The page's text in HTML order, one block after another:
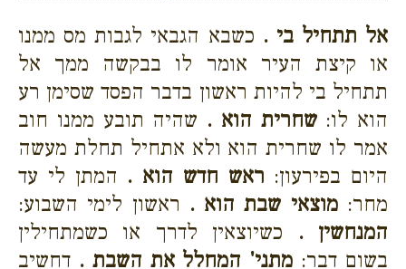
אל תתחיל בי . כשבא הגבאי לגבות מס ממנו
או קיצת העיר אומר לו בבקשה ממך אל
תתחיל בי להיות ראשון בדבר הפסד שסימן רע
הוא לו:שחרית הוא . שהיה תובע ממנו חוב
אמר לו שחרית הוא ולא אתחיל תחלת מעשה
היום בפירעון: ראש חדש הוא . המתן לי עד
מחר:מוצאי שבת הוא . ראשון לימי השבוע:
המנחשין . כשיוצאין לדרך או כשמתחילין
בשום דבר: מתני' המחלל את השבת . דחשיב